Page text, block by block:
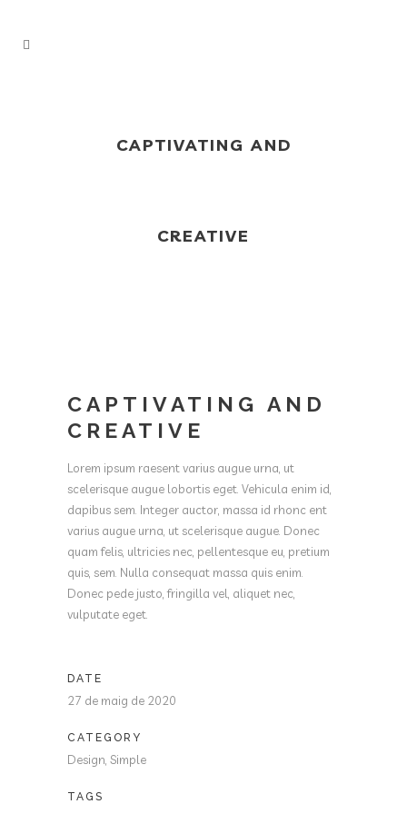
CAPTIVATING AND
CREATIVE
CAPTIVATING AND
CREATIVE
Lorem ipsum raesent varius augue urna, ut
scelerisque augue lobortis eget. Vehicula enim id,
dapibus sem. Integer auctor, massa id rhonc ent
varius augue urna, ut scelerisque augue. Donec
quam felis, ultricies nec, pellentesque eu, pretium
quis, sem. Nulla consequat massa quis enim.
Donec pede justo, fringilla vel, aliquet nec,
vulputate eget.
DATE
27 de maig de 2020
CATEGORY
Design, Simple
TAGS